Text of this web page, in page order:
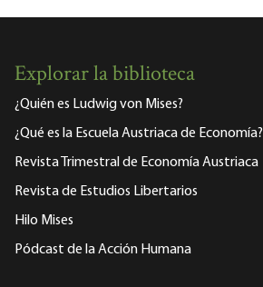
Explorar la biblioteca
¿Quién es Ludwig von Mises?
¿Qué es la Escuela Austriaca de Economía?
Revista Trimestral de Economía Austriaca
Revista de Estudios Libertarios
Hilo Mises
Pódcast de la Acción Humana